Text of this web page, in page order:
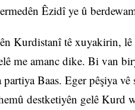
Êzidî ye û
Kurdistanî tê xuyakirin, lê
me amanc dike. Bi van
Baas. Eger pêşiya vê
destketiyên gelê Kurd